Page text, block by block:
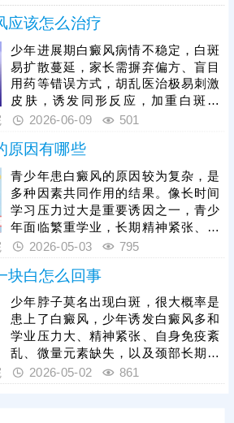
医，选择适合自己的方法进行对症治
疗，一对一用药、照光，保障疗效，
使祛白真正发挥作用。另外，白癜风
治疗并非朝夕之事，还需持之以恒，
累积疗效，等量变达到质变，使皮肤
颜色恢复正常。
应该怎么治疗
少年进展期白癜风病情不稳定，白斑
易扩散蔓延，家长需摒弃偏方、盲目
用药等错误方式，胡乱医治极易刺激
皮肤，诱发同形反应，加重白斑扩
散、扩大皮损面积，必须遵循科学对
遏制病情发展、稳定皮损，保障青少
年皮肤健康与身心发育。该病治疗周
期较长，需坚持足疗程医治，不可随
意停药、中断治疗。同时需做好全方
位日常护理，做好防晒、避免皮肤外
伤、均衡饮食、规律作息、调节心
态，规避各类诱发因素，全方位辅助
控制病情，降低
2026-06-09 501
原因有哪些
青少年患白癜风的原因较为复杂，是
多种因素共同作用的结果。像长时间
学习压力过大是重要诱因之一，青少
年面临繁重学业，长期精神紧张、焦
虑会导致神经内分泌紊乱，干扰黑色
响青少年身心健康，患病后需抓紧医
治，结合具体病因和病情，遵循科学
对症的治疗方案，同时保持耐心，坚
持规范治疗，更好地控制病情、促进
恢复。
2026-05-03 795
块白怎么回事
少年脖子莫名出现白斑，很大概率是
患上了白癜风，少年诱发白癜风多和
学业压力大、精神紧张、自身免疫紊
乱、微量元素缺失，以及颈部长期摩
擦、日晒刺激、遗传因素相关。症状
上多表现为颈部出现淡白、乳白色斑
2026-05-02 861